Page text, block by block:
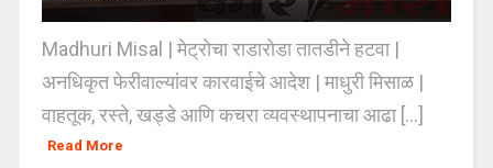
Madhuri Misal | मेट्रोचा राडारोडा तातडीने हटवा |
अनधिकृत फेरीवाल्यांवर कारवाईचे आदेश | माधुरी मिसाळ |
वाहतूक, रस्ते, खड्डे आणि कचरा व्यवस्थापनाचा आढा [...]
Read More